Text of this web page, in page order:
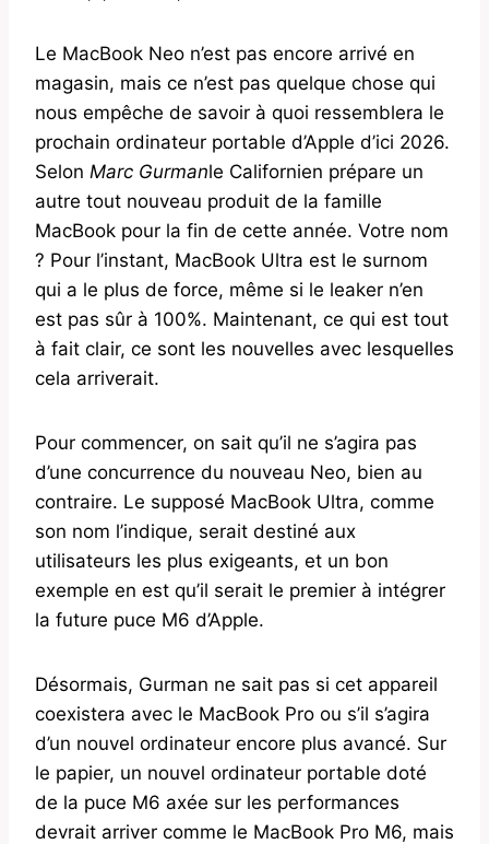
Le MacBook Neo n’est pas encore arrivé en
magasin, mais ce n’est pas quelque chose qui
nous empêche de savoir à quoi ressemblera le
prochain ordinateur portable d’Apple d’ici 2026.
Selon Marc Gurmanle Californien prépare un
autre tout nouveau produit de la famille
MacBook pour la fin de cette année. Votre nom
? Pour l’instant, MacBook Ultra est le surnom
qui a le plus de force, même si le leaker n’en
est pas sûr à 100%. Maintenant, ce qui est tout
à fait clair, ce sont les nouvelles avec lesquelles
cela arriverait.
Pour commencer, on sait qu’il ne s’agira pas
d’une concurrence du nouveau Neo, bien au
contraire. Le supposé MacBook Ultra, comme
son nom l’indique, serait destiné aux
utilisateurs les plus exigeants, et un bon
exemple en est qu’il serait le premier à intégrer
la future puce M6 d’Apple.
Désormais, Gurman ne sait pas si cet appareil
coexistera avec le MacBook Pro ou s’il s’agira
d’un nouvel ordinateur encore plus avancé. Sur
le papier, un nouvel ordinateur portable doté
de la puce M6 axée sur les performances
devrait arriver comme le MacBook Pro M6, mais